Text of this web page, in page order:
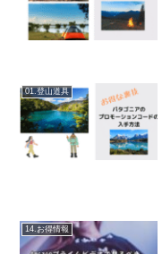
01.登山道具
14.お得情報